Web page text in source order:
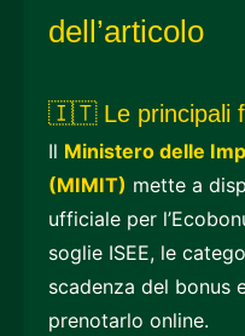
dell’articolo
🇮🇹 Le principali
Il Ministero delle
(MIMIT) mette a
ufficiale per
soglie ISEE, le
scadenza del bonus
prenotarlo online.